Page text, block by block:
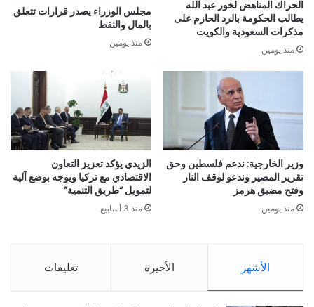
الحراك المناهض لخور عبد الله
يطالب الحكومة بالرد الحازم على
مذكرات السعودية والكويت
منذ يومين
مجلس الوزراء يصدر قرارات تتعلق
بالمال والنفط
منذ يومين
وزير الخارجية: ندعم فلسطين وحق
تقرير المصير وندعو لوقف النار
وفتح مضيق هرمز
منذ يومين
الزيدي يؤكد تعزيز التعاون
الاقتصادي مع تركيا ويوجه بوضع آلية
لتمويل “طريق التنمية”
منذ 3 أسابيع
الأشهر الأخيرة تعليقات